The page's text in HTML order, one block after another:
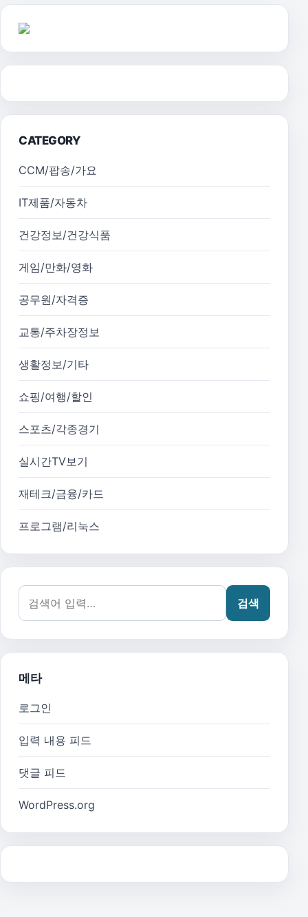
CATEGORY
CCM/팝송/가요
IT제품/자동차
건강정보/건강식품
게임/만화/영화
공무원/자격증
교통/주차장정보
생활정보/기타
쇼핑/여행/할인
스포츠/각종경기
실시간TV보기
재테크/금융/카드
프로그램/리눅스
검색어:
검색
메타
로그인
입력 내용 피드
댓글 피드
WordPress.org